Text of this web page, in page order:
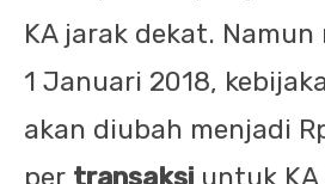
KA jarak dekat.
1 Januari 2018,
akan diubah menjadi
per transaksi untuk